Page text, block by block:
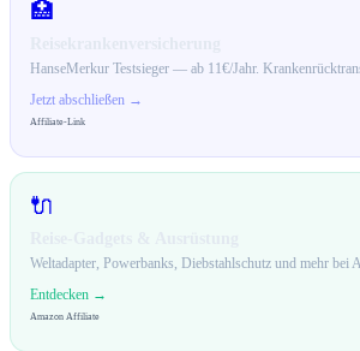
🏥
HanseMerkur Testsieger — ab 11€/Jahr.
Jetzt abschließen →
Affiliate-Link
🔌
Weltadapter, Powerbanks, Diebstahlschutz und mehr bei
Entdecken →
Amazon Affiliate